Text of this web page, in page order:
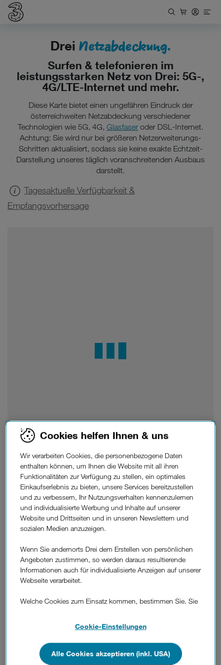
Drei Netzabdeckung.
Surfen & telefonieren im
leistungsstarken Netz von Drei: 5G-,
4G/LTE-Internet und mehr.
Diese Karte bietet einen ungefähren Eindruck der
österreichweiten Netzabdeckung verschiedener
Technologien wie 5G, 4G, Glasfaser oder DSL-Internet.
Achtung: Sie wird nur bei größeren Netzerweiterungs-
Schritten aktualisiert, sodass sie keine exakte Echtzeit-
Darstellung unseres täglich voranschreitenden Ausbaus
darstellt.
Tagesaktuelle Verfügbarkeit &
Empfangsvorhersage
Letztes Update:
Mobilfunk.
: In Betrieb seit 2015. Übernimmt mit dem Ende von 3G mobile
Gesprächsverbindungen über VoLTE.
: In Betrieb seit 2019, seit März 2024 erweitert um 5G SA (Stand Alone).
Voraussetzung für Nutzung von 5G SA ist ein 5G SA-fähiges Smartphone bzw. Router.
Glasfaser : Kabelgebundenes Breitbandinternet mit hohen Geschwindigkeiten über
Glasfaserkabel
Der Anspruch.
Land zu bieten. In einem Netz, das deinen Anforderungen
Auf der Karte siehst du unsere Netzabdeckung für
Mobilfunk im Freien mit 5G-, 4G/LTE-Internet und mehr
Cookies helfen Ihnen & uns
Wir verarbeiten Cookies, die personenbezogene Daten
enthalten können, um Ihnen die Website mit all ihren
Funktionalitäten zur Verfügung zu stellen, ein optimales
Einkaufserlebnis zu bieten, unsere Services bereitzustellen
und zu verbessern, Ihr Nutzungsverhalten kennenzulernen
und individualisierte Werbung und Inhalte auf unserer
Website und Drittseiten und in unseren Newslettern und
sozialen Medien anzuzeigen.
Wenn Sie andernorts Drei dem Erstellen von persönlichen
Angeboten zustimmen, so werden daraus resultierende
Informationen auch für individualisierte Anzeigen auf unserer
Webseite verarbeitet.
Welche Cookies zum Einsatz kommen, bestimmen Sie. Sie
Wenn Sie allen Cookies zustimmen, werden auch Cookies
von Drittanbietern verarbeitet, die Ihre Daten in Ländern
Cookie-Einstellungen
Alle Cookies akzeptieren (inkl. USA)